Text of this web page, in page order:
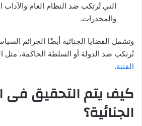
التي تُرتكب ضد النظام العام والآداب
والمخدرات.
وتشمل القضايا الجنائية أيضًا الجرائم
تُرتكب ضد الدولة أو السلطة الحاكمة،
الفتنة.
كيف يتم التحقيق فى
الجنائية؟